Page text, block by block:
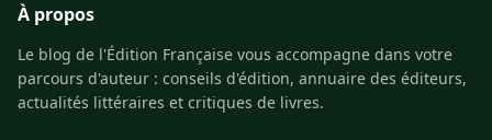
À propos
Le blog de l'Édition Française vous accompagne dans votre
parcours d'auteur : conseils d'édition, annuaire des éditeurs,
actualités littéraires et critiques de livres.